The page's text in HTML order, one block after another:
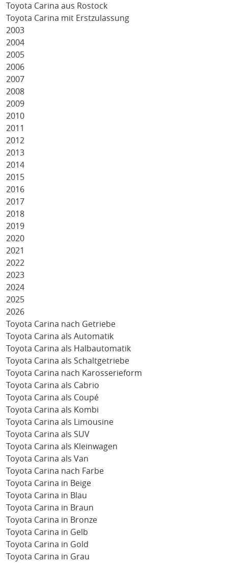
Toyota Carina aus Rostock
Toyota Carina mit Erstzulassung
2003
2004
2005
2006
2007
2008
2009
2010
2011
2012
2013
2014
2015
2016
2017
2018
2019
2020
2021
2022
2023
2024
2025
2026
Toyota Carina nach Getriebe
Toyota Carina als Automatik
Toyota Carina als Halbautomatik
Toyota Carina als Schaltgetriebe
Toyota Carina nach Karosserieform
Toyota Carina als Cabrio
Toyota Carina als Coupé
Toyota Carina als Kombi
Toyota Carina als Limousine
Toyota Carina als SUV
Toyota Carina als Kleinwagen
Toyota Carina als Van
Toyota Carina nach Farbe
Toyota Carina in Beige
Toyota Carina in Blau
Toyota Carina in Braun
Toyota Carina in Bronze
Toyota Carina in Gelb
Toyota Carina in Gold
Toyota Carina in Grau